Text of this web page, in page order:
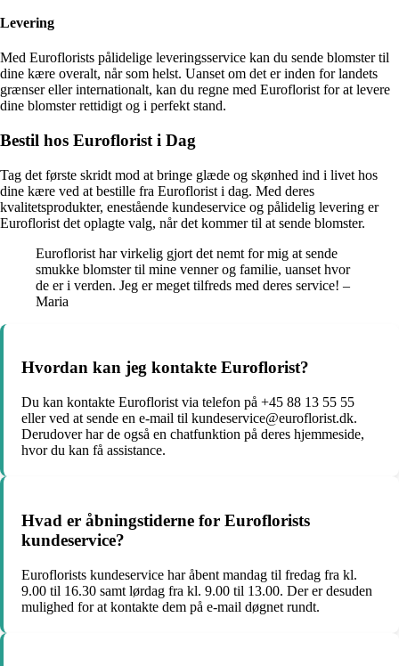
Levering
Med Euroflorists pålidelige leveringsservice kan du sende blomster til
dine kære overalt, når som helst. Uanset om det er inden for landets
grænser eller internationalt, kan du regne med Euroflorist for at levere
dine blomster rettidigt og i perfekt stand.
Bestil hos Euroflorist i Dag
Tag det første skridt mod at bringe glæde og skønhed ind i livet hos
dine kære ved at bestille fra Euroflorist i dag. Med deres
kvalitetsprodukter, enestående kundeservice og pålidelig levering er
Euroflorist det oplagte valg, når det kommer til at sende blomster.
Euroflorist har virkelig gjort det nemt for mig at sende
smukke blomster til mine venner og familie, uanset hvor
de er i verden. Jeg er meget tilfreds med deres service! –
Maria
Hvordan kan jeg kontakte Euroflorist?
Du kan kontakte Euroflorist via telefon på +45 88 13 55 55
eller ved at sende en e-mail til kundeservice@euroflorist.dk.
Derudover har de også en chatfunktion på deres hjemmeside,
hvor du kan få assistance.
Hvad er åbningstiderne for Euroflorists
kundeservice?
Euroflorists kundeservice har åbent mandag til fredag fra kl.
9.00 til 16.30 samt lørdag fra kl. 9.00 til 13.00. Der er desuden
mulighed for at kontakte dem på e-mail døgnet rundt.